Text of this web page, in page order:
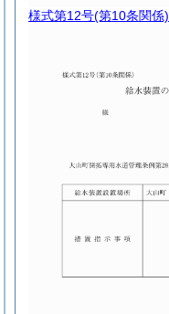
様式第12号(第10条関係)